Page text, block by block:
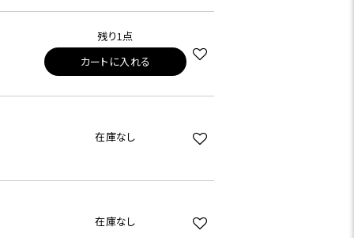
残り1点
カートに入れる
在庫なし
在庫なし